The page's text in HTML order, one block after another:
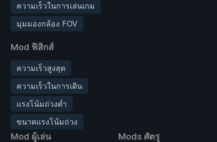
ความเร็วในการเล่นเกม
มุมมองกล้อง FOV
Mod ฟิสิกส์
ความเร็วสูงสุด
ความเร็วในการเดิน
แรงโน้มถ่วงต่ำ
ขนาดแรงโน้มถ่วง
Mod ผู้เล่น Mods ศัตรู